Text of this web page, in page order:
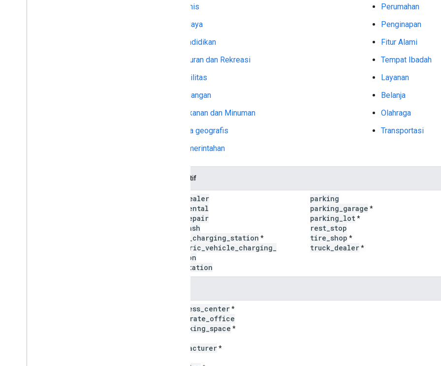
Bisnis
Budaya
Pendidikan
Hiburan dan Rekreasi
Fasilitas
Keuangan
Makanan dan Minuman
Area geografis
Pemerintahan
Perumahan
Penginapan
Fitur Alami
Tempat Ibadah
Layanan
Belanja
Olahraga
Transportasi
Otomotif
dealer
rental
repair
wash
charging station *
electric vehicle charging
station
station
parking
parking garage *
parking lot*
rest stop
tire shop *
truck dealer*
business center*
corporate office
coworking space *
manufacturer*